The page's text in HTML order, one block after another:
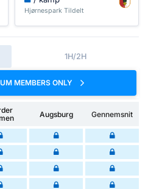
Hjørnespark Tildelt
1H/2H
MEMBERS ONLY
Augsburg Gennemsnit